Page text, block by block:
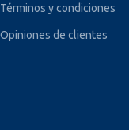
Términos y condiciones
Opiniones de clientes